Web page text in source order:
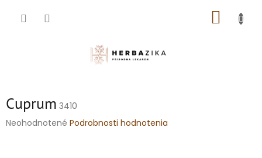
Cuprum 3410
Priemerné
Neohodnotené Podrobnosti hodnotenia